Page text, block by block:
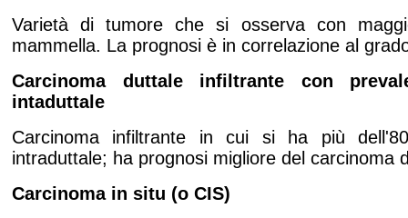
Varietà di tumore che si osserva con
mammella. La prognosi è in correlazione al
Carcinoma duttale infiltrante con
intaduttale
Carcinoma infiltrante in cui si ha più
intraduttale; ha prognosi migliore del carcinoma
Carcinoma in situ (o CIS)